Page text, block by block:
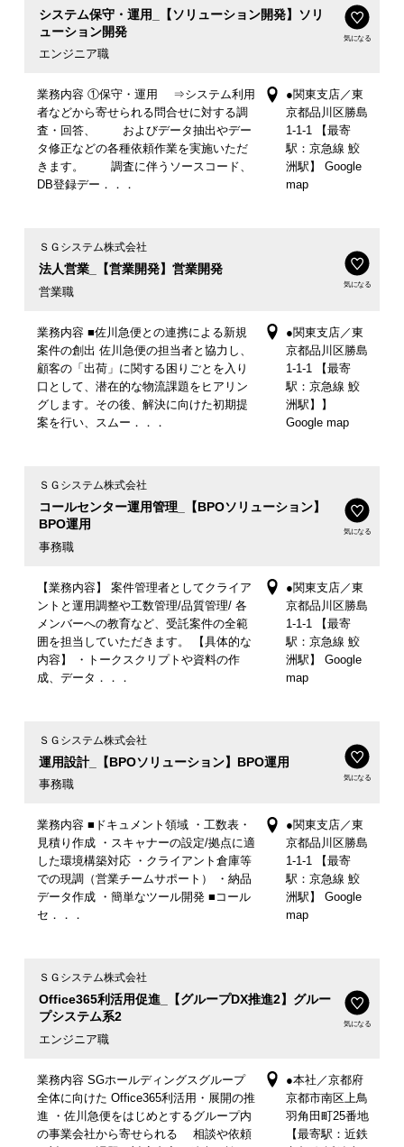
システム保守・運用_【ソリューション開発】ソリ
ューション開発
エンジニア職
気になる
業務内容 ①保守・運用 ⇒システム利用
者などから寄せられる問合せに対する調
査・回答、 およびデータ抽出やデー
タ修正などの各種依頼作業を実施いただ
きます。 調査に伴うソースコード、
DB登録デー．．．
●関東支店／東
京都品川区勝島
1-1-1 【最寄
駅：京急線 鮫
洲駅】 Google
map
法人営業_【営業開発】営業開発
営業職
ＳＧシステム株式会社
気になる
業務内容 ■佐川急便との連携による新規
案件の創出 佐川急便の担当者と協力し、
顧客の「出荷」に関する困りごとを入り
口として、潜在的な物流課題をヒアリン
グします。その後、解決に向けた初期提
案を行い、スムー．．．
●関東支店／東
京都品川区勝島
1-1-1 【最寄
駅：京急線 鮫
洲駅】】
Google map
コールセンター運用管理_【BPOソリューション】
BPO運用
事務職
ＳＧシステム株式会社
気になる
【業務内容】 案件管理者としてクライア
ントと運用調整や工数管理/品質管理/ 各
メンバーへの教育など、受託案件の全範
囲を担当していただきます。 【具体的な
内容】 ・トークスクリプトや資料の作
成、データ．．．
●関東支店／東
京都品川区勝島
1-1-1 【最寄
駅：京急線 鮫
洲駅】 Google
map
運用設計_【BPOソリューション】BPO運用
事務職
ＳＧシステム株式会社
気になる
業務内容 ■ドキュメント領域 ・工数表・
見積り作成 ・スキャナーの設定/拠点に適
した環境構築対応 ・クライアント倉庫等
での現調（営業チームサポート） ・納品
データ作成 ・簡単なツール開発 ■コール
セ．．．
●関東支店／東
京都品川区勝島
1-1-1 【最寄
駅：京急線 鮫
洲駅】 Google
map
Office365利活用促進_【グループDX推進2】グルー
プシステム系2
エンジニア職
ＳＧシステム株式会社
気になる
業務内容 SGホールディングスグループ
全体に向けた Office365利活用・展開の推
進 ・佐川急便をはじめとするグループ内
の事業会社から寄せられる 相談や依頼
●本社／京都府
京都市南区上鳥
羽角田町25番地
【最寄駅：近鉄